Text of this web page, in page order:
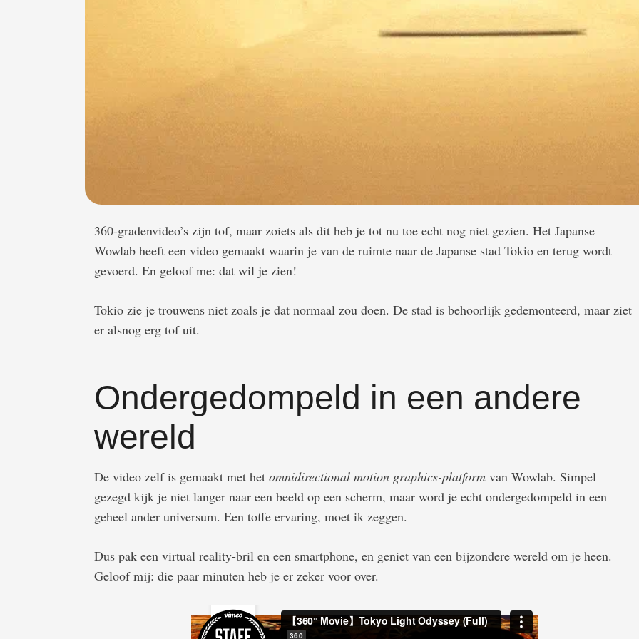
360-gradenvideo’s zijn tof, maar zoiets als dit heb je tot nu toe echt nog niet gezien. Het Japanse
Wowlab heeft een video gemaakt waarin je van de ruimte naar de Japanse stad Tokio en terug wordt
gevoerd. En geloof me: dat wil je zien!
Tokio zie je trouwens niet zoals je dat normaal zou doen. De stad is behoorlijk gedemonteerd, maar ziet
er alsnog erg tof uit.
Ondergedompeld in een andere
wereld
De video zelf is gemaakt met het omnidirectional motion graphics-platform van Wowlab. Simpel
gezegd kijk je niet langer naar een beeld op een scherm, maar word je echt ondergedompeld in een
geheel ander universum. Een toffe ervaring, moet ik zeggen.
Dus pak een virtual reality-bril en een smartphone, en geniet van een bijzondere wereld om je heen.
Geloof mij: die paar minuten heb je er zeker voor over.